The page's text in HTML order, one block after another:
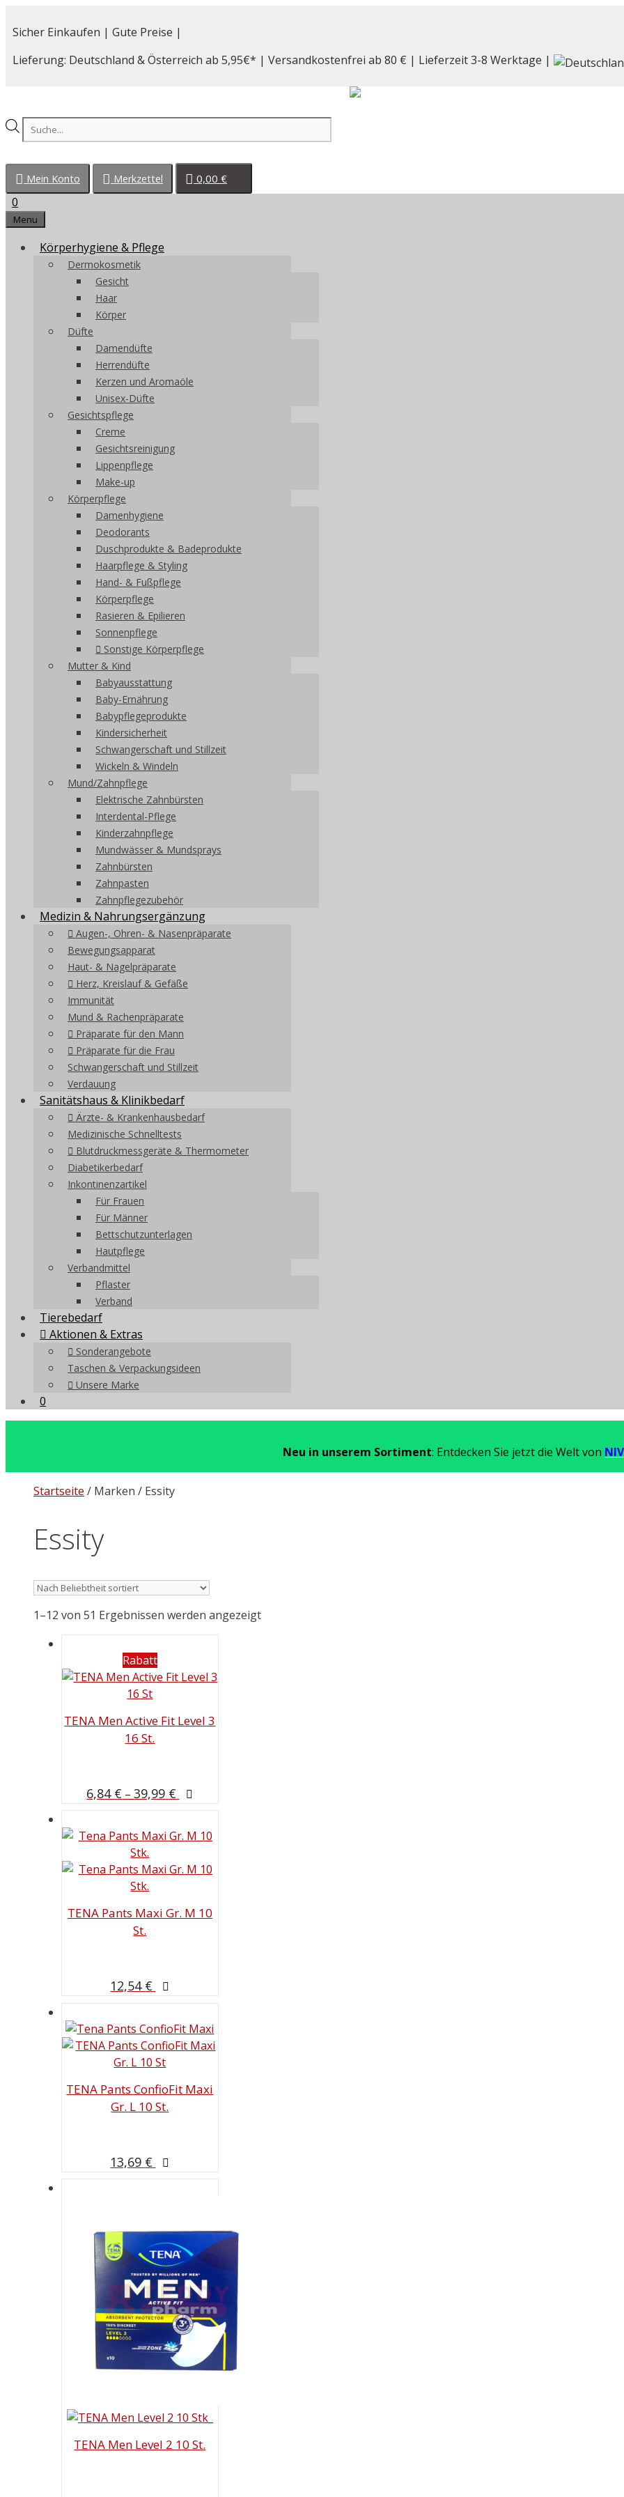
Inhalt
Sicher Einkaufen | Gute Preise |
Lieferung: Deutschland & Österreich ab 5,95€* | Versandkostenfrei ab 80 € | Lieferzeit 3-8 Werktage |
Products
search
Mein Konto Merkzettel 0,00 €
0
Menu
Körperhygiene & Pflege
Dermokosmetik
Gesicht
Haar
Körper
Düfte
Damendüfte
Herrendüfte
Kerzen und Aromaöle
Unisex-Düfte
Gesichtspflege
Creme
Gesichtsreinigung
Lippenpflege
Make-up
Körperpflege
Damenhygiene
Deodorants
Duschprodukte & Badeprodukte
Haarpflege & Styling
Hand- & Fußpflege
Körperpflege
Rasieren & Epilieren
Sonnenpflege
Sonstige Körperpflege
Mutter & Kind
Babyausstattung
Baby-Ernährung
Babypflegeprodukte
Kindersicherheit
Schwangerschaft und Stillzeit
Wickeln & Windeln
Mund/Zahnpflege
Elektrische Zahnbürsten
Interdental-Pflege
Kinderzahnpflege
Mundwässer & Mundsprays
Zahnbürsten
Zahnpasten
Zahnpflegezubehör
Medizin & Nahrungsergänzung
Augen-, Ohren- & Nasenpräparate
Bewegungsapparat
Haut- & Nagelpräparate
Herz, Kreislauf & Gefäße
Immunität
Mund & Rachenpräparate
Präparate für den Mann
Präparate für die Frau
Schwangerschaft und Stillzeit
Verdauung
Sanitätshaus & Klinikbedarf
Ärzte- & Krankenhausbedarf
Medizinische Schnelltests
Blutdruckmessgeräte & Thermometer
Diabetikerbedarf
Inkontinenzartikel
Für Frauen
Für Männer
Bettschutzunterlagen
Hautpflege
Verbandmittel
Pflaster
Verband
Tierebedarf
Aktionen & Extras
Sonderangebote
Taschen & Verpackungsideen
Unsere Marke
0
Neu in unserem Sortiment: Entdecken Sie jetzt die Welt von
Startseite / Marken / Essity
Essity
1–12 von 51 Ergebnissen werden angezeigt
Rabatt
TENA Men Active Fit Level 3
16 St.
6,84 € –39,99 €
TENA Pants Maxi Gr. M 10
St.
12,54 €
TENA Pants ConfioFit Maxi
Gr. L 10 St.
13,69 €
TENA Men Level 2 10 St.